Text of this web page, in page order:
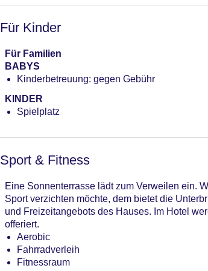
Für Kinder
Für Familien
BABYS
Kinderbetreuung: gegen Gebühr
KINDER
Spielplatz
Sport & Fitness
Eine Sonnenterrasse lädt zum Verweilen ein.
Sport verzichten möchte, dem bietet die
und Freizeitangebots des Hauses. Im Hotel
offeriert.
Aerobic
Fahrradverleih
Fitnessraum